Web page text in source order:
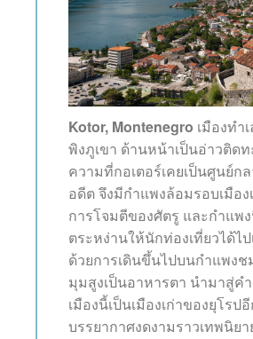
Kotor, Montenegro เมืองทำ
พิงภูเขา ด้านหน้าเป็นอ่าวติดท
ความที่กอเตอร์เคยเป็นศูนย์ก
อดีต จึงมีกำแพงล้อมรอบเมือ
การโจมตีของศัตรู และกำแพ
ตระหง่านให้นักท่องเที่ยวได้ไป
ด้วยการเดินขึ้นไปบนกำแพงช
มุมสูงเป็นอาหารตา นำมาสู่ค
เมืองนี้เป็นเมืองเก่าของยุโรป
บรรยากาศงดงามราวเทพนิยา